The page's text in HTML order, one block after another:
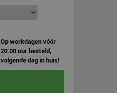
Op werkdagen vóór
20:00 uur besteld,
volgende dag in huis!